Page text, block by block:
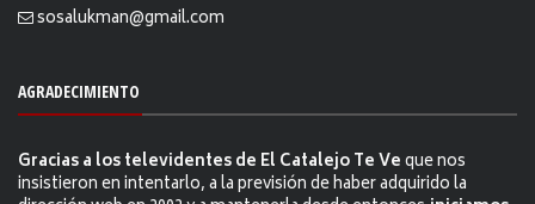
sosalukman@gmail.com
AGRADECIMIENTO
Gracias a los televidentes de El Catalejo Te Veque nos
insistieron en intentarlo, a la previsión de haber adquirido la